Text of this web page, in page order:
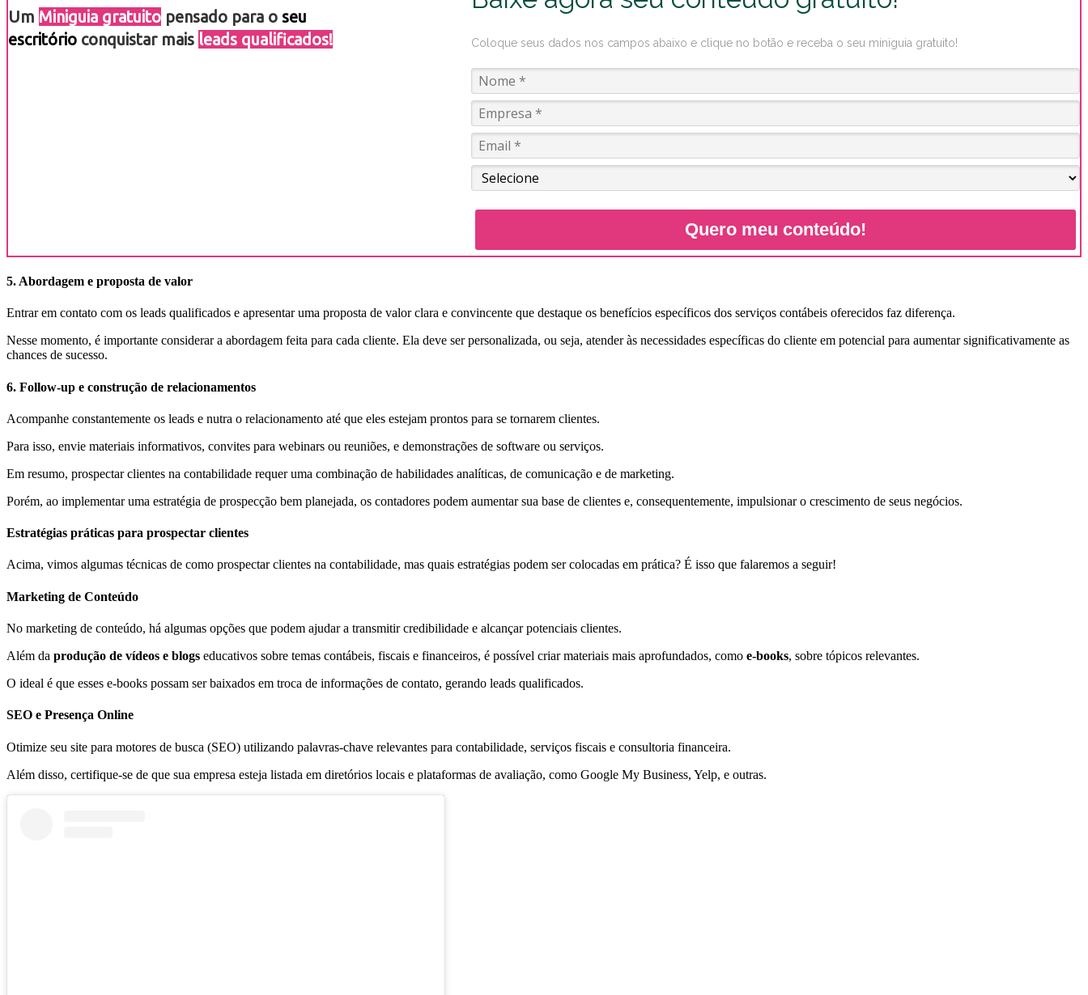
Um Miniguia gratuito pensado para o seu
escritório conquistar mais leads qualificados! Coloque seus dados nos campos abaixo e clique no botão e receba o seu miniguia gratuito!
Quero meu conteúdo!
5. Abordagem e proposta de valor
Entrar em contato com os leads qualificados e apresentar uma proposta de valor clara e convincente que destaque os benefícios específicos dos serviços contábeis oferecidos faz diferença.
Nesse momento, é importante considerar a abordagem feita para cada cliente. Ela deve ser personalizada, ou seja, atender às necessidades específicas do cliente em potencial para aumentar significativamente as
chances de sucesso.
6. Follow-up e construção de relacionamentos
Acompanhe constantemente os leads e nutra o relacionamento até que eles estejam prontos para se tornarem clientes.
Para isso, envie materiais informativos, convites para webinars ou reuniões, e demonstrações de software ou serviços.
Em resumo, prospectar clientes na contabilidade requer uma combinação de habilidades analíticas, de comunicação e de marketing.
Porém, ao implementar uma estratégia de prospecção bem planejada, os contadores podem aumentar sua base de clientes e, consequentemente, impulsionar o crescimento de seus negócios.
Estratégias práticas para prospectar clientes
Acima, vimos algumas técnicas de como prospectar clientes na contabilidade, mas quais estratégias podem ser colocadas em prática? É isso que falaremos a seguir!
Marketing de Conteúdo
No marketing de conteúdo, há algumas opções que podem ajudar a transmitir credibilidade e alcançar potenciais clientes.
Além da produção de vídeos e blogs educativos sobre temas contábeis, fiscais e financeiros, é possível criar materiais mais aprofundados, como e-books, sobre tópicos relevantes.
O ideal é que esses e-books possam ser baixados em troca de informações de contato, gerando leads qualificados.
SEO e Presença Online
Otimize seu site para motores de busca (SEO) utilizando palavras-chave relevantes para contabilidade, serviços fiscais e consultoria financeira.
Além disso, certifique-se de que sua empresa esteja listada em diretórios locais e plataformas de avaliação, como Google My Business, Yelp, e outras.